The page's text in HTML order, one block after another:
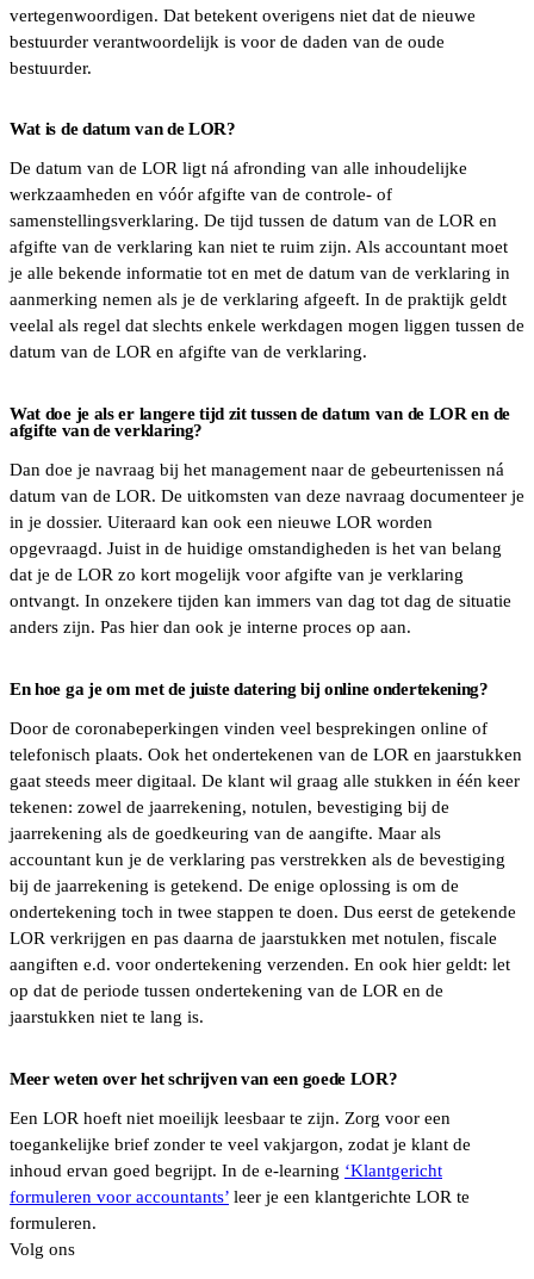
vertegenwoordigen. Dat betekent overigens niet dat de nieuwe
bestuurder verantwoordelijk is voor de daden van de oude
bestuurder.
Wat is de datum van de LOR?
De datum van de LOR ligt ná afronding van alle inhoudelijke
werkzaamheden en vóór afgifte van de controle- of
samenstellingsverklaring. De tijd tussen de datum van de LOR en
afgifte van de verklaring kan niet te ruim zijn. Als accountant moet
je alle bekende informatie tot en met de datum van de verklaring in
aanmerking nemen als je de verklaring afgeeft. In de praktijk geldt
veelal als regel dat slechts enkele werkdagen mogen liggen tussen de
datum van de LOR en afgifte van de verklaring.
Wat doe je als er langere tijd zit tussen de datum van de LOR en de
afgifte van de verklaring?
Dan doe je navraag bij het management naar de gebeurtenissen ná
datum van de LOR. De uitkomsten van deze navraag documenteer je
in je dossier. Uiteraard kan ook een nieuwe LOR worden
opgevraagd. Juist in de huidige omstandigheden is het van belang
dat je de LOR zo kort mogelijk voor afgifte van je verklaring
ontvangt. In onzekere tijden kan immers van dag tot dag de situatie
anders zijn. Pas hier dan ook je interne proces op aan.
En hoe ga je om met de juiste datering bij online ondertekening?
Door de coronabeperkingen vinden veel besprekingen online of
telefonisch plaats. Ook het ondertekenen van de LOR en jaarstukken
gaat steeds meer digitaal. De klant wil graag alle stukken in één keer
tekenen: zowel de jaarrekening, notulen, bevestiging bij de
jaarrekening als de goedkeuring van de aangifte. Maar als
accountant kun je de verklaring pas verstrekken als de bevestiging
bij de jaarrekening is getekend. De enige oplossing is om de
ondertekening toch in twee stappen te doen. Dus eerst de getekende
LOR verkrijgen en pas daarna de jaarstukken met notulen, fiscale
aangiften e.d. voor ondertekening verzenden. En ook hier geldt: let
op dat de periode tussen ondertekening van de LOR en de
jaarstukken niet te lang is.
Meer weten over het schrijven van een goede LOR?
Een LOR hoeft niet moeilijk leesbaar te zijn. Zorg voor een
toegankelijke brief zonder te veel vakjargon, zodat je klant de
inhoud ervan goed begrijpt. In de e-learning ‘Klantgericht
formuleren voor accountants’ leer je een klantgerichte LOR te
formuleren.
Volg ons